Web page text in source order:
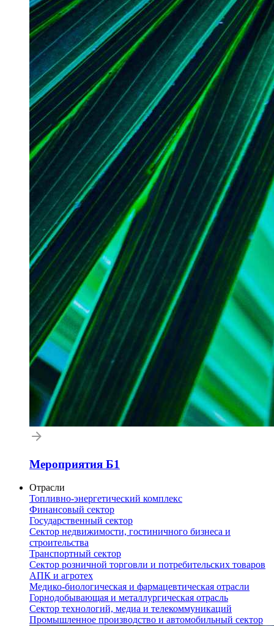
Мероприятия Б1
Отрасли
Топливно-энергетический комплекс
Финансовый сектор
Государственный сектор
Сектор недвижимости, гостиничного бизнеса и
строительства
Транспортный сектор
Сектор розничной торговли и потребительских товаров
АПК и агротех
Медико-биологическая и фармацевтическая отрасли
Горнодобывающая и металлургическая отрасль
Сектор технологий, медиа и телекоммуникаций
Промышленное производство и автомобильный сектор